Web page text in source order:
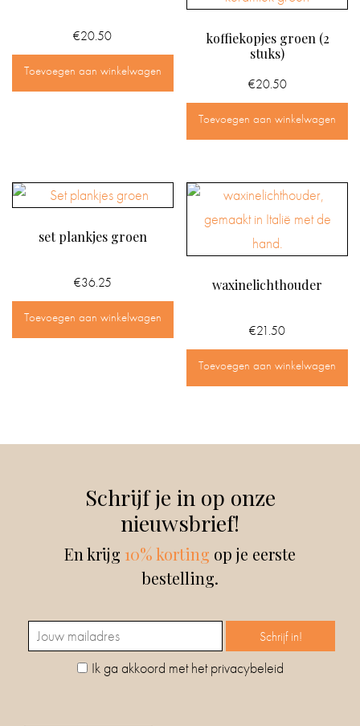
€20.50
Toevoegen aan winkelwagen
koffiekopjes groen (2
stuks)
€20.50
Toevoegen aan winkelwagen
set plankjes groen
€36.25
Toevoegen aan winkelwagen
waxinelichthouder
€21.50
Toevoegen aan winkelwagen
Schrijf je in op onze
nieuwsbrief!
En krijg 10% korting op je eerste
bestelling.
Ik ga akkoord met het privacybeleid